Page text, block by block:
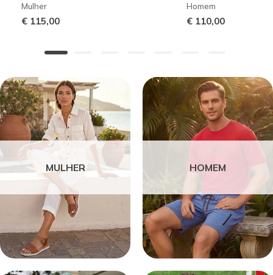
Mulher
€ 115,00
Homem
€ 110,00
MULHER HOMEM